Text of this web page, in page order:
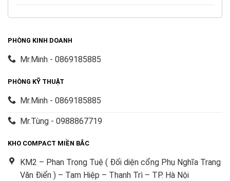
PHÒNG KINH DOANH
Mr.Minh - 0869185885
PHÒNG KỸ THUẬT
Mr.Minh - 0869185885
Mr.Tùng - 0988867719
KHO COMPACT MIỀN BẮC
KM2 – Phan Trọng Tuệ ( Đối diện cổng Phụ Nghĩa Trang
Văn Điển ) – Tam Hiệp – Thanh Trì – TP. Hà Nội